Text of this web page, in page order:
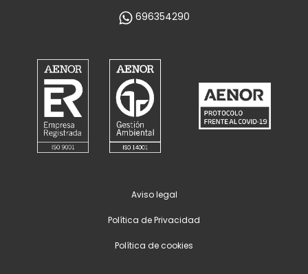
696354290
Aviso legal
Política de Privacidad
Política de cookies